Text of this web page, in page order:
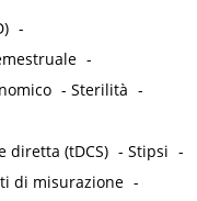
-
-
-Sterilità -
diretta (tDCS) -Stipsi -
di misurazione -